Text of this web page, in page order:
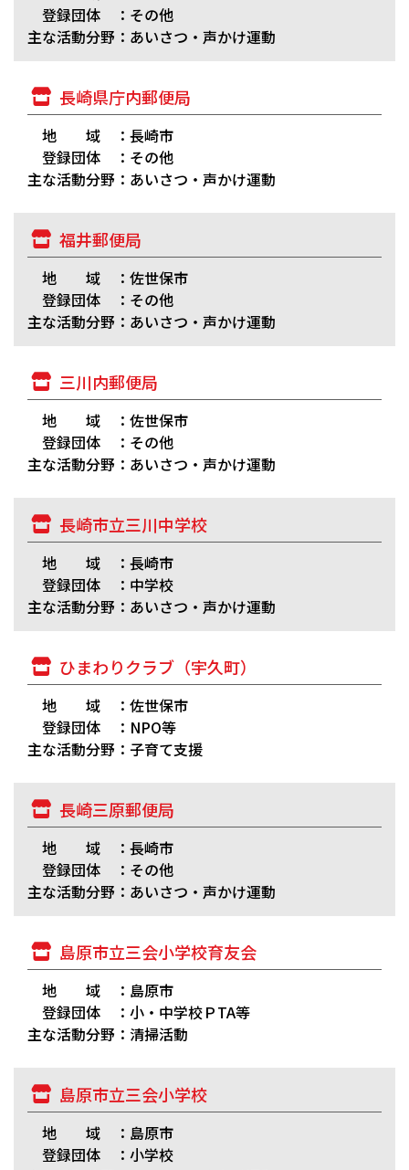
登録団体 ：その他
主な活動分野：あいさつ・声かけ運動
長崎県庁内郵便局
地 域 ：長崎市
登録団体 ：その他
主な活動分野：あいさつ・声かけ運動
福井郵便局
地 域 ：佐世保市
登録団体 ：その他
主な活動分野：あいさつ・声かけ運動
三川内郵便局
地 域 ：佐世保市
登録団体 ：その他
主な活動分野：あいさつ・声かけ運動
長崎市立三川中学校
地 域 ：長崎市
登録団体 ：中学校
主な活動分野：あいさつ・声かけ運動
ひまわりクラブ（宇久町）
地 域 ：佐世保市
登録団体 ：NPO等
主な活動分野：子育て支援
長崎三原郵便局
地 域 ：長崎市
登録団体 ：その他
主な活動分野：あいさつ・声かけ運動
島原市立三会小学校育友会
地 域 ：島原市
登録団体 ：小・中学校ＰTA等
主な活動分野：清掃活動
島原市立三会小学校
地 域 ：島原市
登録団体 ：小学校